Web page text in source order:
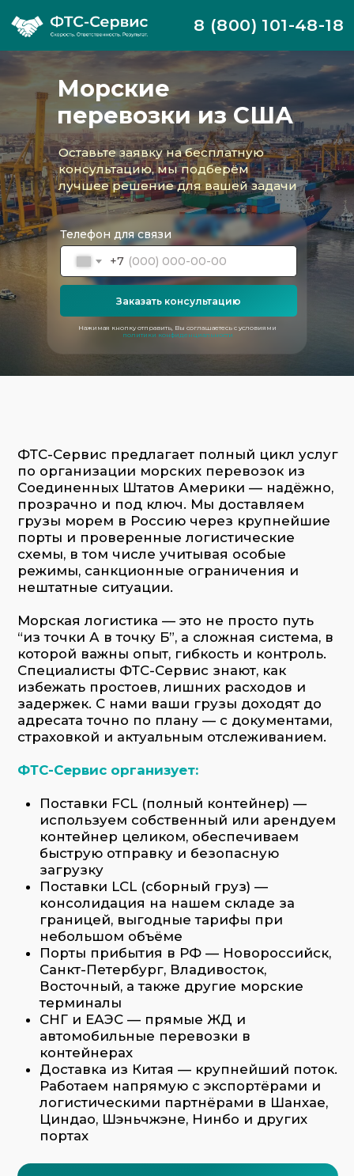
8 (800) 101-48-18
Нажимая кнопку отправить, Вы соглашаетесь с условиями
политики конфиденциальности
Телефон для связи
+7
Заказать консультацию
Морские
перевозки из США
Оставьте заявку на бесплатную
консультацию, мы подберём
лучшее решение для вашей задачи
Заказать услугу
ФТС-Сервис предлагает полный цикл услуг
по организации морских перевозок из
Соединенных Штатов Америки — надёжно,
прозрачно и под ключ. Мы доставляем
“из точки А в точку Б”, а сложная система, в
которой важны опыт, гибкость и контроль.
Специалисты ФТС-Сервис знают, как
избежать простоев, лишних расходов и
задержек. С нами ваши грузы доходят до
адресата точно по плану — с документами,
страховкой и актуальным отслеживанием.
ФТС-Сервис организует:
Поставки FCL (полный контейнер) —
используем собственный или арендуем
контейнер целиком, обеспечиваем
загрузку
Поставки LCL (сборный груз) —
консолидация на нашем складе за
границей, выгодные тарифы при
небольшом объёме
Порты прибытия в РФ — Новороссийск,
Санкт-Петербург, Владивосток,
Восточный, а также другие морские
терминалы
СНГ и ЕАЭС — прямые ЖД и
автомобильные перевозки в
Доставка из Китая — крупнейший поток.
Работаем напрямую с экспортёрами и
Циндао, Шэньчжэне, Нинбо и других
портах
Что входит в услугу по морским
перевозкам от ФТС-Сервис: